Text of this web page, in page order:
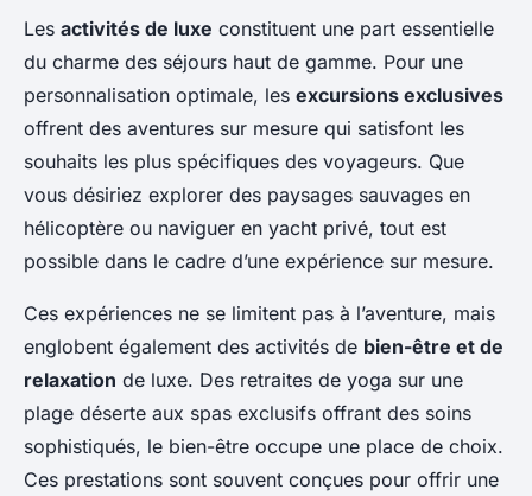
Les activités de luxe constituent une part essentielle
du charme des séjours haut de gamme. Pour une
personnalisation optimale, les excursions exclusives
offrent des aventures sur mesure qui satisfont les
souhaits les plus spécifiques des voyageurs. Que
vous désiriez explorer des paysages sauvages en
hélicoptère ou naviguer en yacht privé, tout est
possible dans le cadre d’une expérience sur mesure.
Ces expériences ne se limitent pas à l’aventure, mais
englobent également des activités de bien-être et de
relaxation de luxe. Des retraites de yoga sur une
plage déserte aux spas exclusifs offrant des soins
sophistiqués, le bien-être occupe une place de choix.
Ces prestations sont souvent conçues pour offrir une